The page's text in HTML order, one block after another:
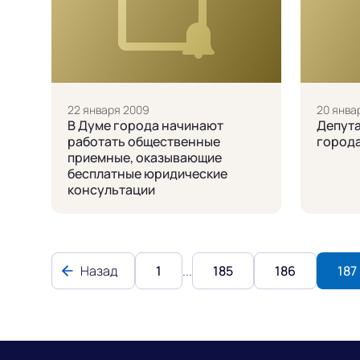
22 января 2009
В Думе города начинают
работать общественные
приемные, оказывающие
бесплатные юридические
консультации
20
Назад 1 ... 185 186 187